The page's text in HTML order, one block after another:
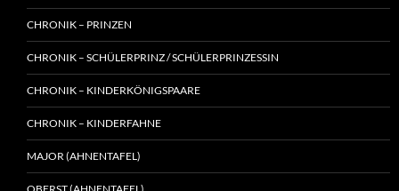
CHRONIK – PRINZEN
CHRONIK – SCHÜLERPRINZ / SCHÜLERPRINZESSIN
CHRONIK – KINDERKÖNIGSPAARE
CHRONIK – KINDERFAHNE
MAJOR (AHNENTAFEL)